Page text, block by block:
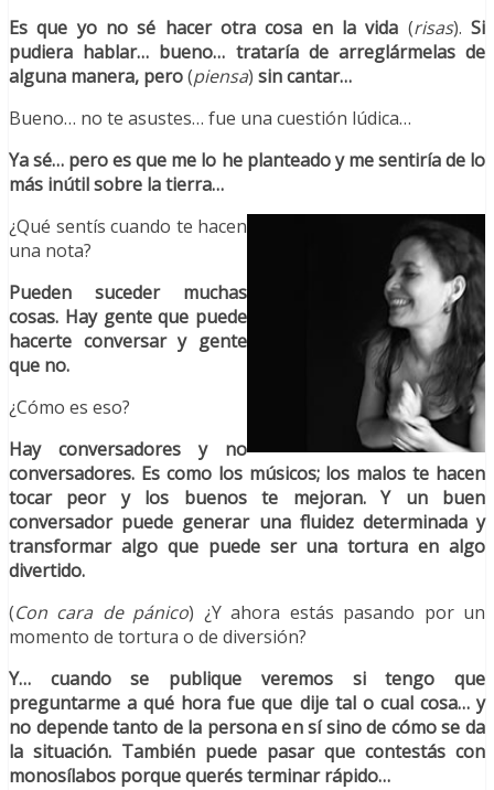
Es que yo no sé hacer otra cosa en la vida (risas).Si
pudiera hablar… bueno… trataría de arreglármelas de
alguna manera, pero(piensa) sin cantar…
Bueno… no te asustes… fue una cuestión lúdica…
Ya sé… pero es que me lo he planteado y me sentiría de lo
más inútil sobre la tierra…
¿Qué sentís cuando te hacen
una nota?
Pueden suceder muchas
cosas. Hay gente que puede
hacerte conversar y gente
que no.
¿Cómo es eso?
Hay conversadores y no
conversadores. Es como los músicos; los malos te hacen
tocar peor y los buenos te mejoran. Y un buen
conversador puede generar una fluidez determinada y
transformar algo que puede ser una tortura en algo
divertido.
(Con cara de pánico) ¿Y ahora estás pasando por un
momento de tortura o de diversión?
Y… cuando se publique veremos si tengo que
preguntarme a qué hora fue que dije tal o cual cosa… y
no depende tanto de la persona en sí sino de cómo se da
la situación. También puede pasar que contestás con
monosílabos porque querés terminar rápido…